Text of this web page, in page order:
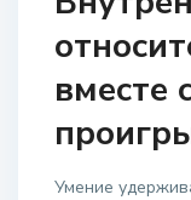
вместе
Умение